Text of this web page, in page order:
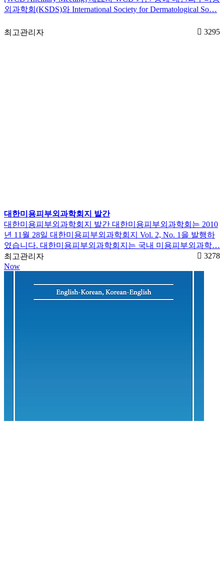
외과학회(KSDS)와 International Society for Dermatological So…
최고관리자 3295
대한미용피부외과학회지 발간
대한미용피부외과학회지 발간 대한미용피부외과학회는 2010
년 11월 28일 대한미용피부외과학회지 Vol. 2, No. 1을 발행하
였습니다. 대한미용피부외과학회지는 국내 미용피부외과학…
최고관리자
3278
Now